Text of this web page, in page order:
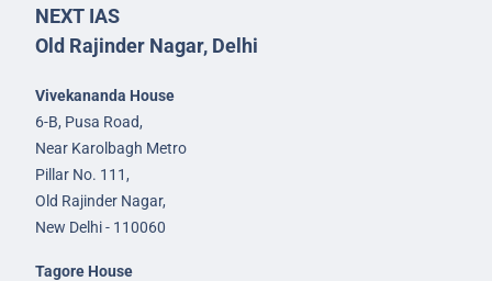
NEXT IAS
Old Rajinder Nagar, Delhi
Vivekananda House
6-B, Pusa Road,
Near Karolbagh Metro
Pillar No. 111,
Old Rajinder Nagar,
New Delhi - 110060
Tagore House